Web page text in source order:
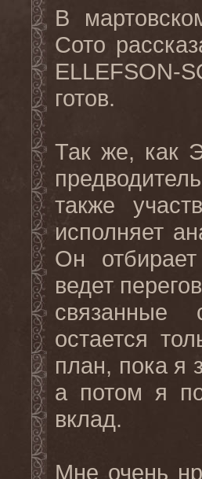
В
Сото
ELLEFSON-
готов.
Так же, как
также
исполняет
Он
ведет
связанные
остается
план, пока я
а потом я
вклад.
Мне очень